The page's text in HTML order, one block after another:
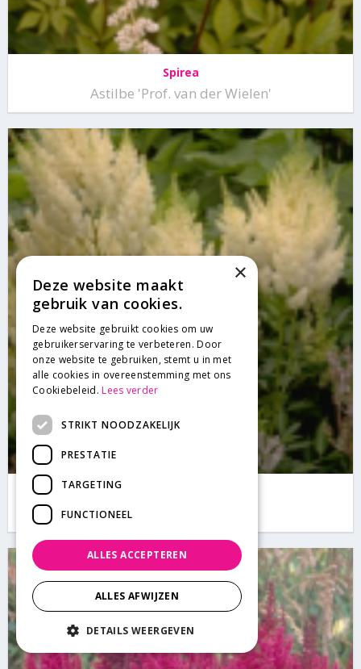
Spirea
Astilbe 'Prof. van der Wielen'
Astilbe 'Weisse Gloria'
×
Deze website maakt
gebruik van cookies.
Deze website gebruikt cookies om uw
gebruikerservaring te verbeteren. Door
onze website te gebruiken, stemt u in met
alle cookies in overeenstemming met ons
Cookiebeleid. Lees verder
STRIKT NOODZAKELIJK
PRESTATIE
TARGETING
FUNCTIONEEL
ALLES ACCEPTEREN
ALLES AFWIJZEN
DETAILS WEERGEVEN